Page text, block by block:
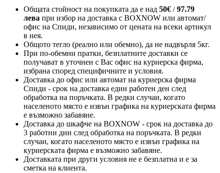
Общата стойност на покупката да е над 50€ / 97.79
лева при избор на доставка с BOXNOW или автомат/
офис на Спиди, независимо от цената на всеки артикул
в нея.
Общото тегло (реално или обемно), да не надвърля 5кг.
При по-обемни пратки, безплатните доставки се
получават в уточнен с Вас офис на куриерска фирма,
избрана според специфичните и условия.
Доставка до офис или автомат на куриерска фирма
Спиди - срок на доставка един работен ден след
обработка на поръчката. В редки случаи, когато
населеното място е извън графика на куриерската фирма
е възможно забавяне.
Доставка до шкафче на BOXNOW - срок на доставка до
3 работни дни след обработка на поръчката. В редки
случаи, когато населеното място е извън графика на
куриерската фирма е възможно забавяне.
Доставката при други условия не е безплатна и е за
сметка на клиента.